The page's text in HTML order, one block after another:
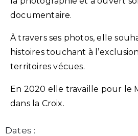
documentaire.
À travers ses photos, elle
histoires touchant à
territoires vécues.
En 2020 elle travaille pour le
dans la Croix.
Dates :